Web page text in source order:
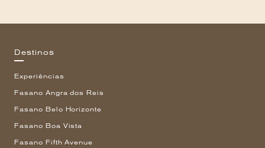
Destinos
Experiências
Fasano Angra dos Reis
Fasano Belo Horizonte
Fasano Boa Vista
Fasano Fifth Avenue